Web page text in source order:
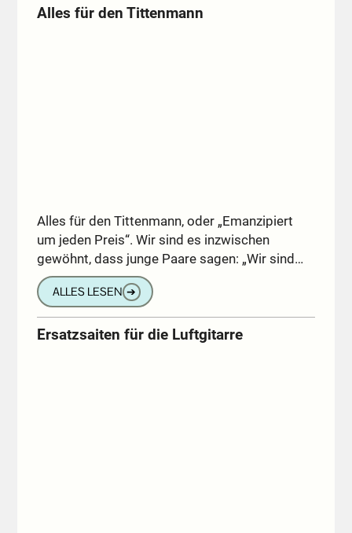
Alles für den Tittenmann
Alles für den Tittenmann, oder „Emanzipiert
um jeden Preis“. Wir sind es inzwischen
gewöhnt, dass junge Paare sagen: „Wir sind…
ALLES LESEN ➔
Ersatzsaiten für die Luftgitarre